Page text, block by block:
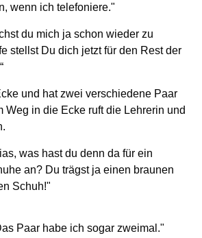
wenn ich telefoniere."
du mich ja schon wieder zu
stellst Du dich jetzt für den Rest der
und hat zwei verschiedene Paar
Weg in die Ecke ruft die Lehrerin und
was hast du denn da für ein
an? Du trägst ja einen braunen
Schuh!"
Paar habe ich sogar zweimal."